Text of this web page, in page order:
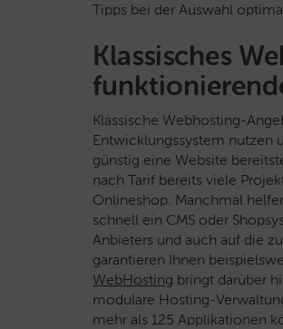
Tipps bei der Auswahl
Klassisches
Klassische Webhosting-
Entwicklungssystem nutzen
günstig eine Website
nach Tarif bereits viele
Onlineshop. Manchmal
schnell ein CMS oder
Anbieters und auch auf die
garantieren Ihnen
WebHosting bringt darüber
modulare Hosting-
mehr als 125 Applikationen